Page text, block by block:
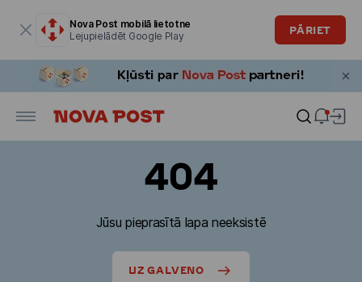
Nova Post mobilā lietotne
Lejupielādēt Google Play
PĀRIET
404
Jūsu pieprasītā lapa neeksistē
UZ GALVENO